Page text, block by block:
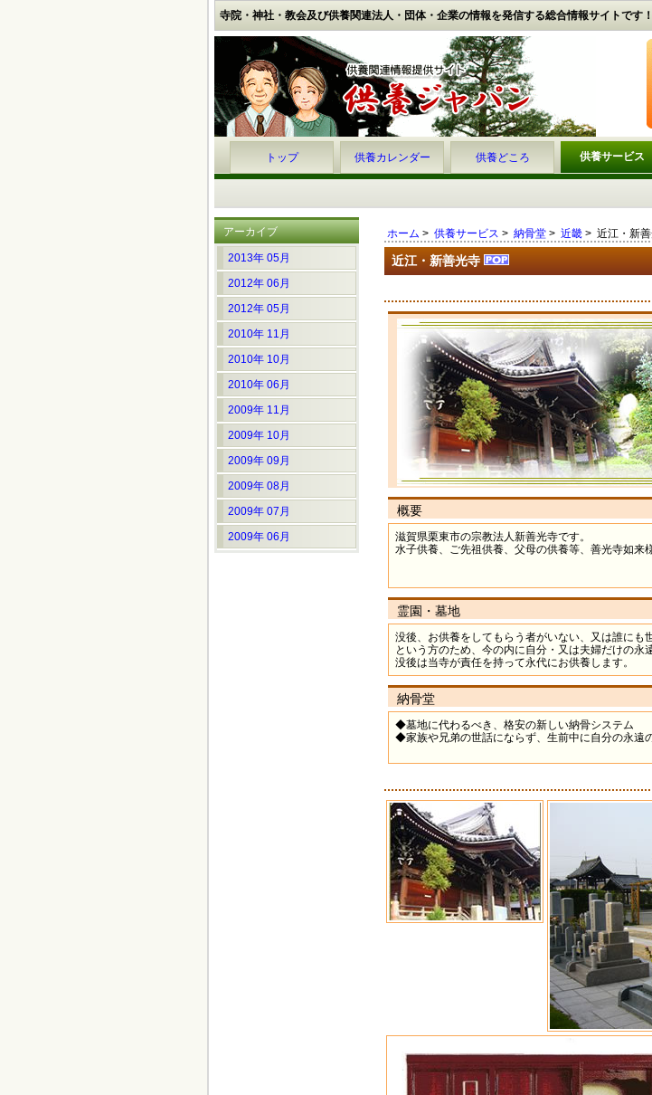
寺院・神社・教会及び供養関連法人・団体・企業の情報を発信する総合情報サイトです！
トップ 供養カレンダー 供養どころ 供養サービス
アーカイブ
2013年 05月
2012年 06月
2012年 05月
2010年 11月
2010年 10月
2010年 06月
2009年 11月
2009年 10月
2009年 09月
2009年 08月
2009年 07月
2009年 06月
ホーム > 供養サービス > 納骨堂 > 近畿 > 近江・新
近江・新善光寺
概要
滋賀県栗東市の宗教法人新善光寺です。
水子供養、ご先祖供養、父母の供養等、善光寺如来
霊園・墓地
没後、お供養をしてもらう者がいない、又は誰にも
という方のため、今の内に自分・又は夫婦だけの永
没後は当寺が責任を持って永代にお供養します。
納骨堂
◆墓地に代わるべき、格安の新しい納骨システム
◆家族や兄弟の世話にならず、生前中に自分の永遠